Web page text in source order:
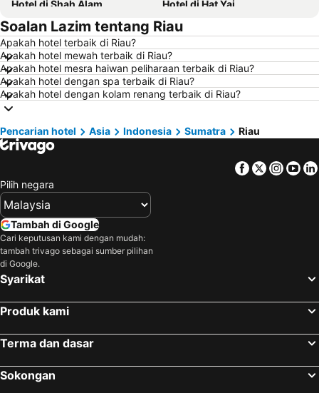
Hotel di Shah Alam
Hotel di Hat Yai
Hotel di Batu Ferringhi
Hotel di Miri
Hotel di Georgetown
Hotel di Taiping
Hotel di Singapore
Hotel di Seremban
Hotel di Cherating
Hotel di Brinchang
Hotel di Kelantan
Hotel di Selangor
Hotel di Tioman Island
Hotel di Malaysia
Hotel di Shanghai
Hotel di Pulau Perhentian
Hotel di Bali
Hotel di Phuket
Hotel di Sabah
Soalan Lazim tentang Riau
Apakah hotel terbaik di Riau?
Apakah hotel mewah terbaik di Riau?
Apakah hotel mesra haiwan peliharaan terbaik di Riau?
Apakah hotel dengan spa terbaik di Riau?
Apakah hotel dengan kolam renang terbaik di Riau?
Pencarian hotel Asia Indonesia Sumatra Riau
Facebook
Twitter
Pilih negara
Tambah di Google
Cari keputusan kami dengan mudah:
tambah trivago sebagai sumber pilihan
di Google.
Syarikat
Produk kami
Terma dan dasar
Sokongan